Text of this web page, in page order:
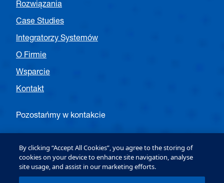
Rozwiązania
Case Studies
Integratorzy Systemów
O Firmie
Wsparcie
Kontakt
Pozostańmy w kontakcie
Śledź OPTEX EMEA Security
By clicking “Accept All Cookies”, you agree to the storing of
cookies on your device to enhance site navigation, analyse
site usage, and assist in our marketing efforts.